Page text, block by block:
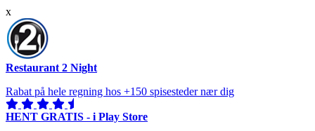
x
Restaurant 2 Night
Rabat på hele regning hos +150 spisesteder nær dig
HENT GRATIS - i Play Store